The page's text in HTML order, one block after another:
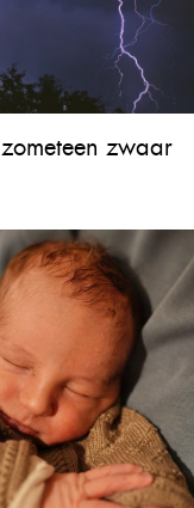
zwaar